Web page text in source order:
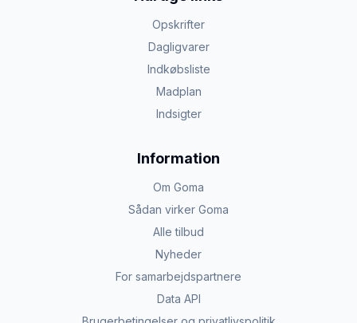
Opskrifter
Dagligvarer
Indkøbsliste
Madplan
Indsigter
Information
Om Goma
Sådan virker Goma
Alle tilbud
Nyheder
For samarbejdspartnere
Data API